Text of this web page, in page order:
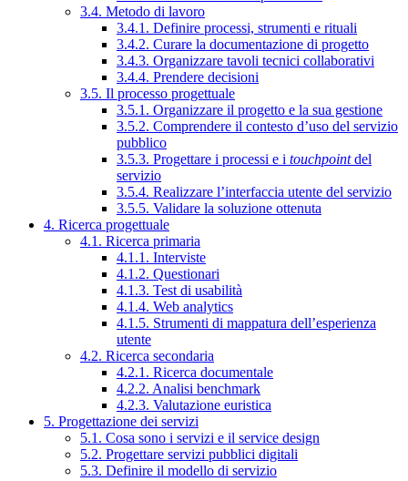
3.4. Metodo di lavoro
3.4.1. Definire processi, strumenti e rituali
3.4.2. Curare la documentazione di progetto
3.4.3. Organizzare tavoli tecnici collaborativi
3.4.4. Prendere decisioni
3.5. Il processo progettuale
3.5.1. Organizzare il progetto e la sua gestione
3.5.2. Comprendere il contesto d’uso del servizio
pubblico
3.5.3. Progettare i processi e i touchpointdel
servizio
3.5.4. Realizzare l’interfaccia utente del servizio
3.5.5. Validare la soluzione ottenuta
4. Ricerca progettuale
4.1. Ricerca primaria
4.1.1. Interviste
4.1.2. Questionari
4.1.3. Test di usabilità
4.1.4. Web analytics
4.1.5. Strumenti di mappatura dell’esperienza
utente
4.2. Ricerca secondaria
4.2.1. Ricerca documentale
4.2.2. Analisi benchmark
4.2.3. Valutazione euristica
5. Progettazione dei servizi
5.1. Cosa sono i servizi e il service design
5.2. Progettare servizi pubblici digitali
5.3. Definire il modello di servizio